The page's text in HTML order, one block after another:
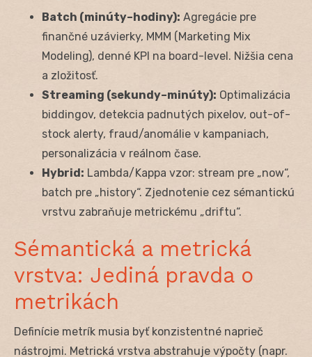
Batch (minúty–hodiny): Agregácie pre
finančné uzávierky, MMM (Marketing Mix
Modeling), denné KPI na board-level. Nižšia cena
a zložitosť.
Streaming (sekundy–minúty): Optimalizácia
biddingov, detekcia padnutých pixelov, out-of-
stock alerty, fraud/anomálie v kampaniach,
personalizácia v reálnom čase.
Hybrid: Lambda/Kappa vzor: stream pre „now“,
batch pre „history“. Zjednotenie cez sémantickú
vrstvu zabraňuje metrickému „driftu“.
Sémantická a metrická
vrstva: Jediná pravda o
metrikách
Definície metrík musia byť konzistentné naprieč
nástrojmi. Metrická vrstva abstrahuje výpočty (napr.